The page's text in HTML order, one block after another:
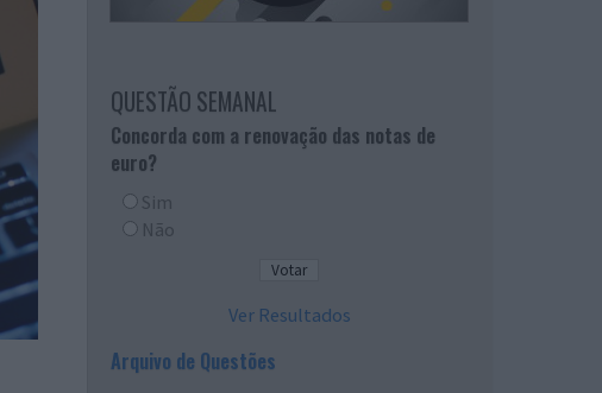
QUESTÃO SEMANAL
Concorda com a renovação das notas de
euro?
Sim
Não
Ver Resultados
Arquivo de Questões